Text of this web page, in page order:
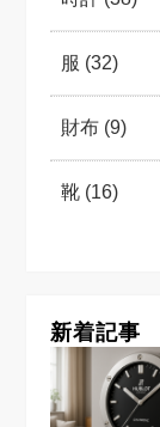
服 (32)
財布 (9)
靴 (16)
新着記事